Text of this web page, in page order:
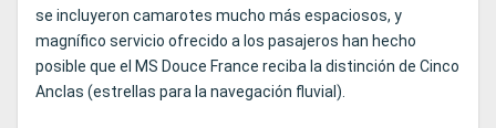
se incluyeron camarotes mucho más espaciosos, y
magnífico servicio ofrecido a los pasajeros han hecho
posible que el MS Douce France reciba la distinción de Cinco
Anclas (estrellas para la navegación fluvial).